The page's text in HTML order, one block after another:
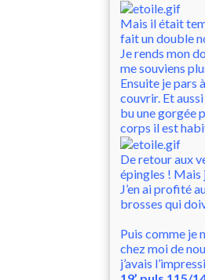
Mais il était
fait un double
Je rends mon
me souviens
Ensuite je pars
couvrir. Et aussi
bu une gorgée
corps il est
De retour aux
épingles ! Mais
J’en ai profité
brosses qui
Puis comme je
chez moi de
j’avais